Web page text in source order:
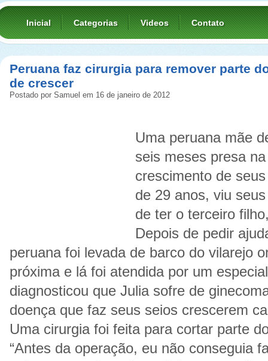
Inicial Categorias Videos Contato
Peruana faz cirurgia para remover parte
de crescer
Postado por Samuel em 16 de janeiro de 2012
Uma peruana mãe
seis meses presa
crescimento de
de 29 anos, viu
de ter o terceiro
Depois de pedir
peruana foi levada de barco do vilarejo
próxima e lá foi atendida por um
diagnosticou que Julia sofre de
doença que faz seus seios crescerem
Uma cirurgia foi feita para cortar parte
“Antes da operação, eu não conseguia